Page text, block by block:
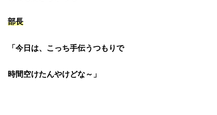
部長
「今日は、こっち手伝うつもりで
時間空けたんやけどな～」